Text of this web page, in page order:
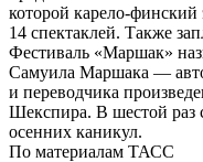
которой карело-
14 спектаклей. Также
Фестиваль «Маршак»
Самуила Маршака —
и переводчика
Шекспира. В шестой раз
осенних каникул.
По материалам ТАСС